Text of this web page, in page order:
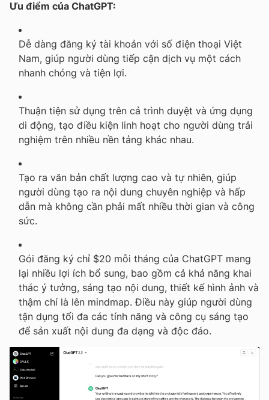
Ưu điểm của ChatGPT:
Dễ dàng đăng ký tài khoản với số điện thoại Việt
Nam, giúp người dùng tiếp cận dịch vụ một cách
nhanh chóng và tiện lợi.
Thuận tiện sử dụng trên cả trình duyệt và ứng dụng
di động, tạo điều kiện linh hoạt cho người dùng trải
nghiệm trên nhiều nền tảng khác nhau.
Tạo ra văn bản chất lượng cao và tự nhiên, giúp
người dùng tạo ra nội dung chuyên nghiệp và hấp
dẫn mà không cần phải mất nhiều thời gian và công
sức.
Gói đăng ký chỉ $20 mỗi tháng của ChatGPT mang
lại nhiều lợi ích bổ sung, bao gồm cả khả năng khai
thác ý tưởng, sáng tạo nội dung, thiết kế hình ảnh và
thậm chí là lên mindmap. Điều này giúp người dùng
tận dụng tối đa các tính năng và công cụ sáng tạo
để sản xuất nội dung đa dạng và độc đáo.